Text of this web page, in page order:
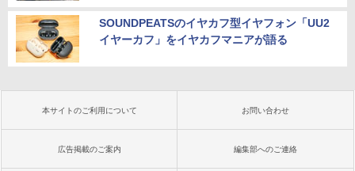
SOUNDPEATSのイヤカフ型イヤフォン「UU2
イヤーカフ」をイヤカフマニアが語る
本サイトのご利用について お問い合わせ
広告掲載のご案内 編集部へのご連絡